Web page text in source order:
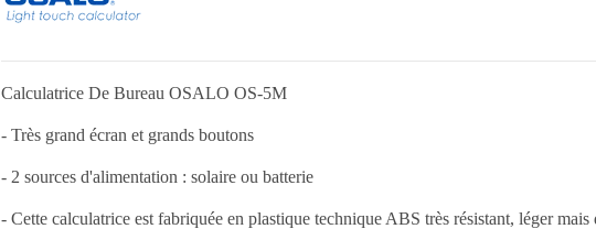
Calculatrice De Bureau OSALO OS-5M
- Très grand écran et grands boutons
- 2 sources d'alimentation : solaire ou batterie
- Cette calculatrice est fabriquée en plastique technique ABS très résistant, léger